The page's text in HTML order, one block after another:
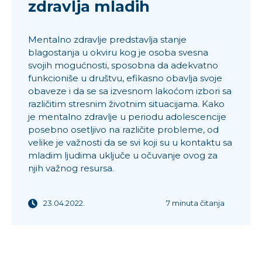
zdravlja mladih
Mentalno zdravlje predstavlja stanje
blagostanja u okviru kog je osoba svesna
svojih mogućnosti, sposobna da adekvatno
funkcioniše u društvu, efikasno obavlja svoje
obaveze i da se sa izvesnom lakoćom izbori sa
različitim stresnim životnim situacijama. Kako
je mentalno zdravlje u periodu adolescencije
posebno osetljivo na različite probleme, od
velike je važnosti da se svi koji su u kontaktu sa
mladim ljudima uključe u očuvanje ovog za
njih važnog resursa.
23.04.2022. 7 minuta čitanja